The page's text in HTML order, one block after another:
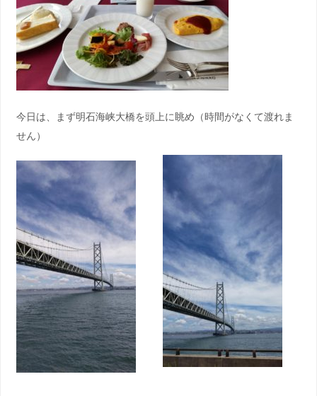
今日は、まず明石海峡大橋を頭上に眺め（時間がなくて渡れま
せん）